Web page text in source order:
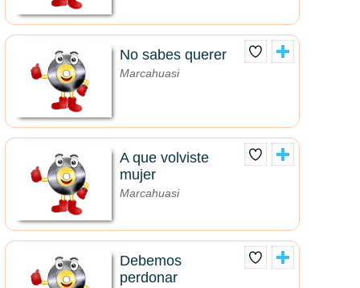
No sabes querer
Marcahuasi
A que volviste
mujer
Marcahuasi
Debemos
perdonar